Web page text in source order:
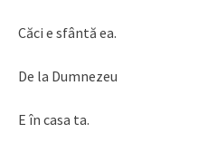
Căci e sfântă ea.
De la Dumnezeu
E în casa ta.